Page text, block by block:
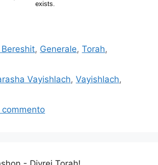
, Generale,Torah,
Vayishlach,Vayishlach,